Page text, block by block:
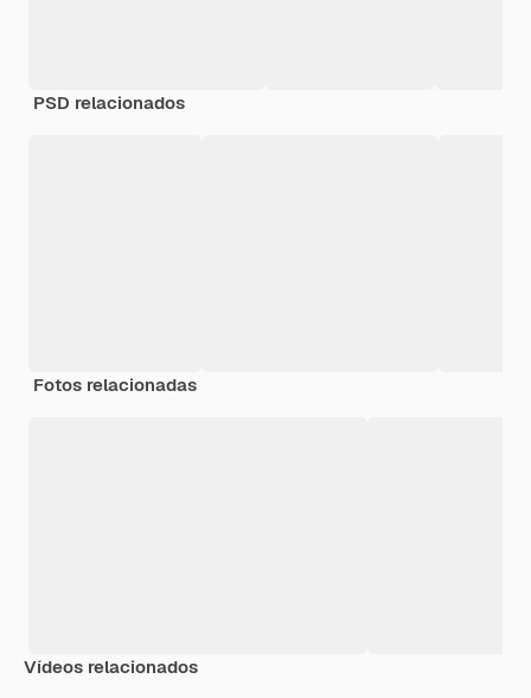
PSD relacionados
Fotos relacionadas
Vídeos relacionados